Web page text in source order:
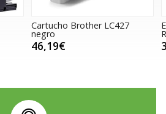
Cartucho Brother LC427
negro
46,19€